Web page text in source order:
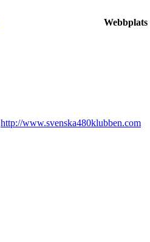
Webbplats
http://www.svenska480klubben.com